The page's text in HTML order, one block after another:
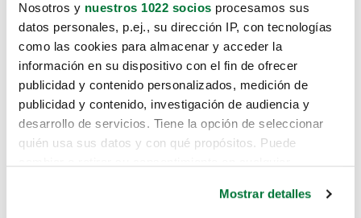
Nosotros y nuestros 1022 socios procesamos sus
datos personales, p.ej., su dirección IP, con tecnologías
como las cookies para almacenar y acceder la
información en su dispositivo con el fin de ofrecer
publicidad y contenido personalizados, medición de
publicidad y contenido, investigación de audiencia y
desarrollo de servicios. Tiene la opción de seleccionar
quién usa sus datos y con qué propósitos. Puede
Mostrar detalles
Lo sentimos, no sabemos como
te hemos traido hasta aquí.
Pero puedes encontrar el coche que estás
buscando en alguno de estos enlaces: